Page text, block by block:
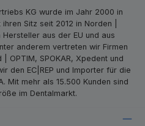
KG wurde im Jahr 2000 in
Sitz seit 2012 in Norden |
aus der EU und aus
anderem vertreten wir Firmen
OPTIM, SPOKAR, Xpedent und
den EC|REP und Importer für die
Mit mehr als 15.500 Kunden sind
im Dentalmarkt.